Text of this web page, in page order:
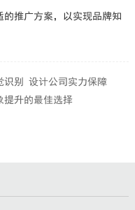
推广方案，以实现品牌知
识别 设计公司实力保障
提升的最佳选择